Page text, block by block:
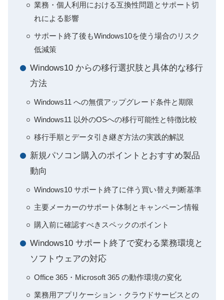
業務・個人利用における互換性問題とサポート切
れによる影響
サポート終了後もWindows10を使う場合のリスク
低減策
Windows10 からの移行選択肢と具体的な移行
方法
Windows11 への無償アップグレード条件と期限
Windows11 以外のOSへの移行可能性と特徴比較
移行手順とデータ引き継ぎ方法の実践的解説
新規パソコン購入のポイントとおすすめ製品
動向
Windows10 サポート終了に伴う買い替え判断基準
主要メーカーのサポート体制とキャンペーン情報
購入前に確認すべきスペックのポイント
Windows10 サポート終了で変わる業務環境と
ソフトウェアの対応
Office 365・Microsoft 365 の動作環境の変化
業務用アプリケーション・クラウドサービスとの